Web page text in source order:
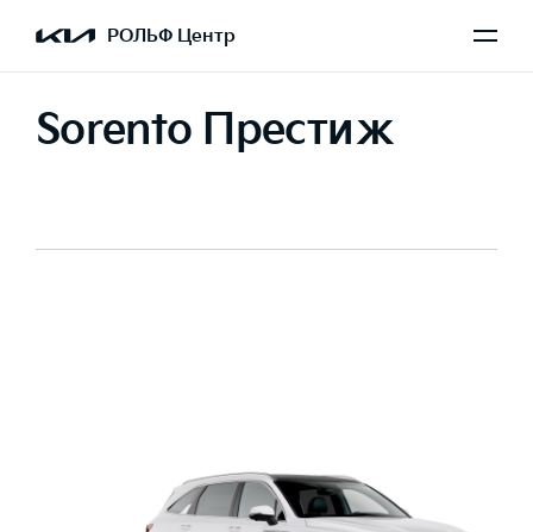
РОЛЬФ Центр
Sorento Престиж